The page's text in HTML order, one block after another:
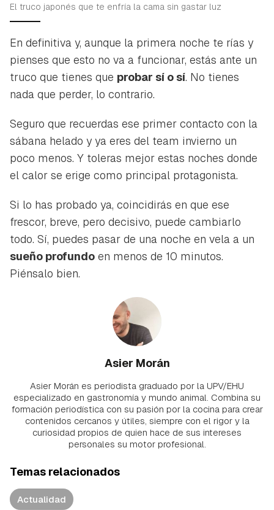
El truco japonés que te enfría la cama sin gastar luz
En definitiva y, aunque la primera noche te rías y
pienses que esto no va a funcionar, estás ante un
truco que tienes que probar sí o sí. No tienes
nada que perder, lo contrario.
Seguro que recuerdas ese primer contacto con la
sábana helado y ya eres del team invierno un
poco menos. Y toleras mejor estas noches donde
el calor se erige como principal protagonista.
Si lo has probado ya, coincidirás en que ese
frescor, breve, pero decisivo, puede cambiarlo
todo. Sí, puedes pasar de una noche en vela a un
sueño profundo en menos de 10 minutos.
Piénsalo bien.
Asier Morán
Asier Morán es periodista graduado por la UPV/EHU
especializado en gastronomía y mundo animal. Combina su
formación periodística con su pasión por la cocina para crear
contenidos cercanos y útiles, siempre con el rigor y la
curiosidad propios de quien hace de sus intereses
personales su motor profesional.
Temas relacionados
Actualidad